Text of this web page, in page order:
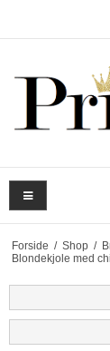
Forside / Shop /
Blondekjole med